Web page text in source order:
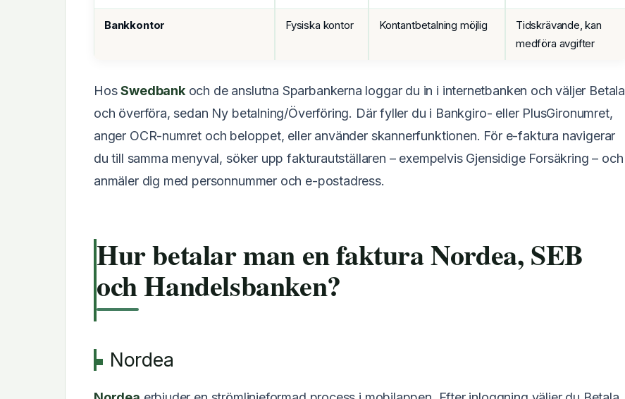
Bankkontor Fysiska kontor Kontantbetalning möjlig
Tidskrävande, kan
medföra avgifter
HosSwedbankoch de anslutna Sparbankerna loggar du in i internetbanken och väljer Betala
och överföra, sedan Ny betalning/Överföring. Där fyller du i Bankgiro- eller PlusGironumret,
anger OCR-numret och beloppet, eller använder skannerfunktionen. För e-faktura navigerar
du till samma menyval, söker upp fakturautställaren – exempelvis Gjensidige Forsäkring – och
anmäler dig med personnummer och e-postadress.
Hur betalar man en faktura Nordea, SEB
och Handelsbanken?
Nordea